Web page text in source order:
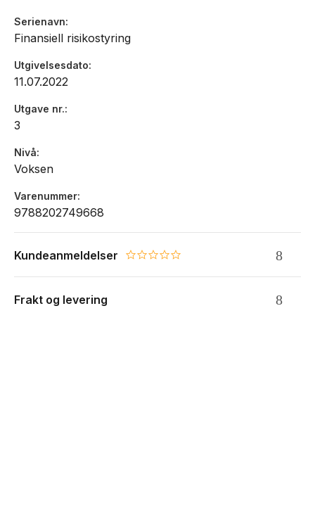
råvareprisrisiko kontinuerlig.
Serienavn
Finansiell risikostyring
Utgivelsesdato
11.07.2022
Utgave nr.
3
Nivå
Voksen
Varenummer
9788202749668
Kundeanmeldelser 0.0 star rating
Frakt og levering